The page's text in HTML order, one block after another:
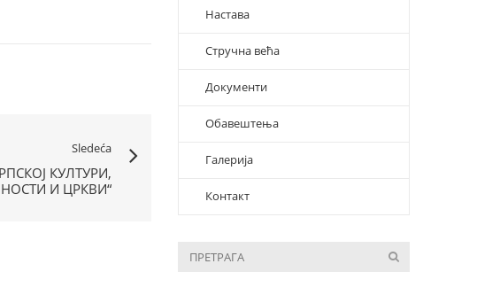
Sledeća
КУЛТУРИ,
И ЦРКВИ“
Настава
Стручна већа
Документи
Обавештења
Галерија
Контакт